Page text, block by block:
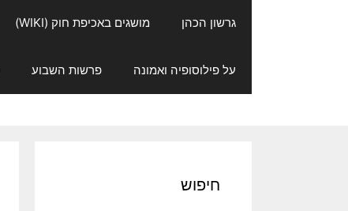
גרשון הכהן מושגים באכיפת חוק (WIKI)
על פילוסופיה ואמונה פרשות השבוע
חיפוש